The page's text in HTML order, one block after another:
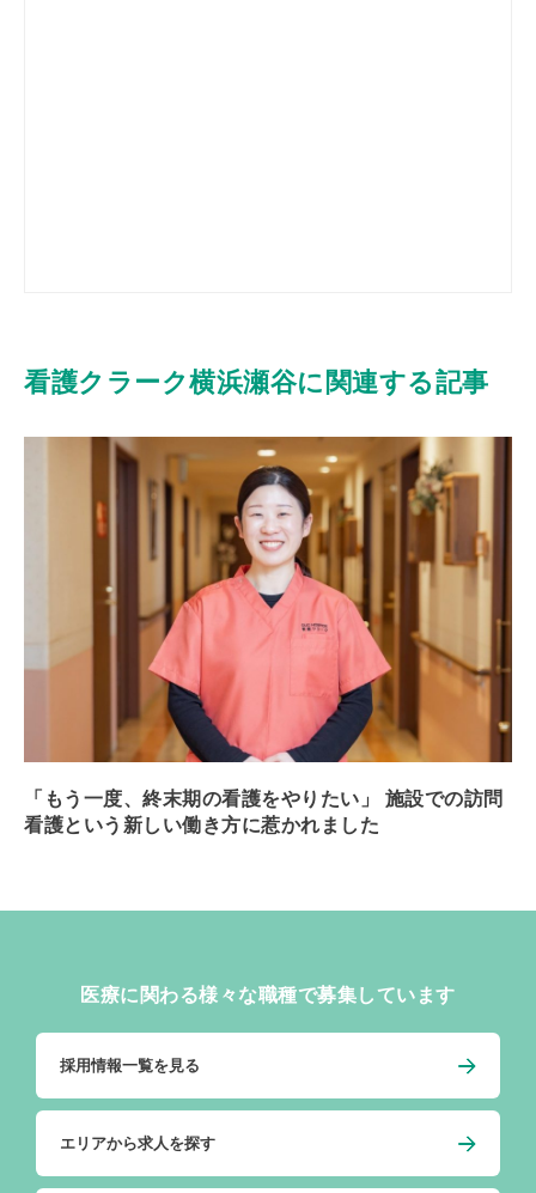
看護クラーク横浜瀬谷に関連する記事
「もう一度、終末期の看護をやりたい」 施設での訪問
看護という新しい働き方に惹かれました
医療に関わる様々な職種で募集しています
採用情報一覧を見る
エリアから求人を探す